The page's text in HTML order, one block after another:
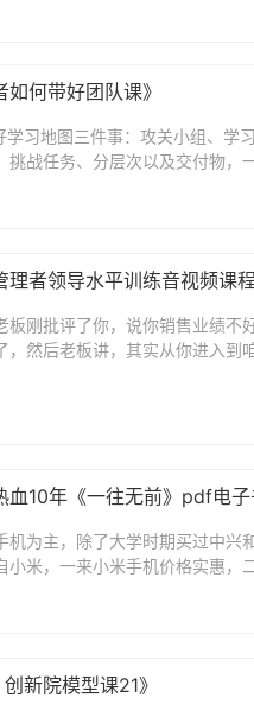
如何带好团队课》
学习地图三件事：攻关小组、学
挑战任务、分层次以及交付物，
理者领导水平训练音视频课程
板刚批评了你，说你销售业绩不
，然后老板讲，其实从你进入到
血10年《一往无前》pdf电子
机为主，除了大学时期买过中兴
小米，一来小米手机价格实惠，
新院模型课21》